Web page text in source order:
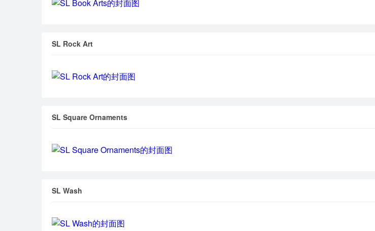
SL Rock Art
SL Square Ornaments
SL Wash